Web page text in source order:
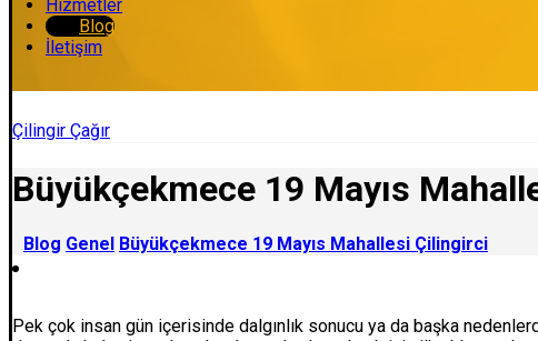
Hizmetler
Blog
İletişim
Çilingir Çağır
Büyükçekmece 19 Mayıs
Blog Genel Büyükçekmece 19 Mayıs Mahallesi Çilingirci
Pek çok insan gün içerisinde dalgınlık sonucu ya da başka